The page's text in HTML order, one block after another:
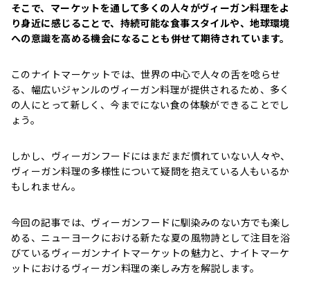
そこで、マーケットを通して多くの人々がヴィーガン料理をよ
り身近に感じることで、持続可能な食事スタイルや、地球環境
への意識を高める機会になることも併せて期待されています。
このナイトマーケットでは、世界の中心で人々の舌を唸らせ
る、幅広いジャンルのヴィーガン料理が提供されるため、 多く
の人にとって新しく、今までにない食の体験ができることでし
ょう。
しかし、ヴィーガンフードにはまだまだ慣れていない人々や、
ヴィーガン料理の多様性について疑問を抱えている人もいるか
もしれません。
今回の記事では、ヴィーガンフードに馴染みのない方でも楽し
める、ニューヨークにおける新たな夏の風物詩として注目を浴
びているヴィーガンナイトマーケットの魅力と、ナイトマーケ
ットにおけるヴィーガン料理の楽しみ方を解説します。